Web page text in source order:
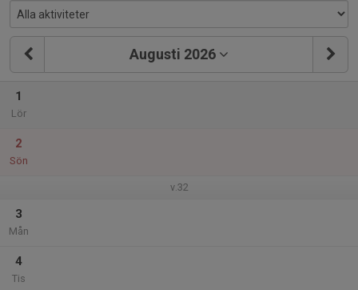
Augusti 2026
1
Lör
2
Sön
v.32
3
Mån
4
Tis